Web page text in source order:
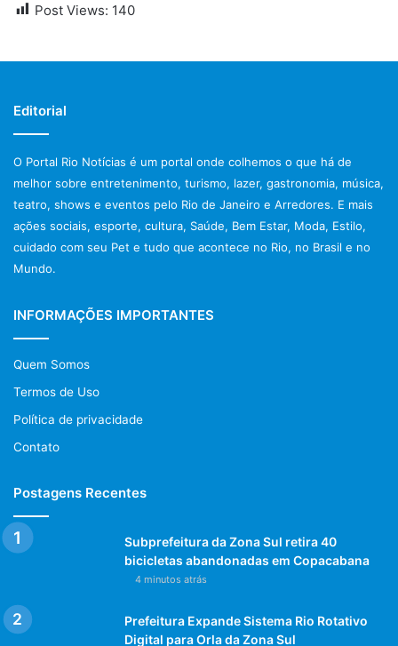
Post Views: 140
Editorial
O Portal Rio Notícias é um portal onde colhemos o que há de
melhor sobre entretenimento, turismo, lazer, gastronomia, música,
teatro, shows e eventos pelo Rio de Janeiro e Arredores. E mais
ações sociais, esporte, cultura, Saúde, Bem Estar, Moda, Estilo,
cuidado com seu Pet e tudo que acontece no Rio, no Brasil e no
Mundo.
INFORMAÇÕES IMPORTANTES
Quem Somos
Termos de Uso
Política de privacidade
Contato
Postagens Recentes
Subprefeitura da Zona Sul retira 40
bicicletas abandonadas em Copacabana
4 minutos atrás
Prefeitura Expande Sistema Rio Rotativo
Digital para Orla da Zona Sul